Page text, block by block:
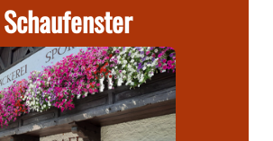
Schaufenster